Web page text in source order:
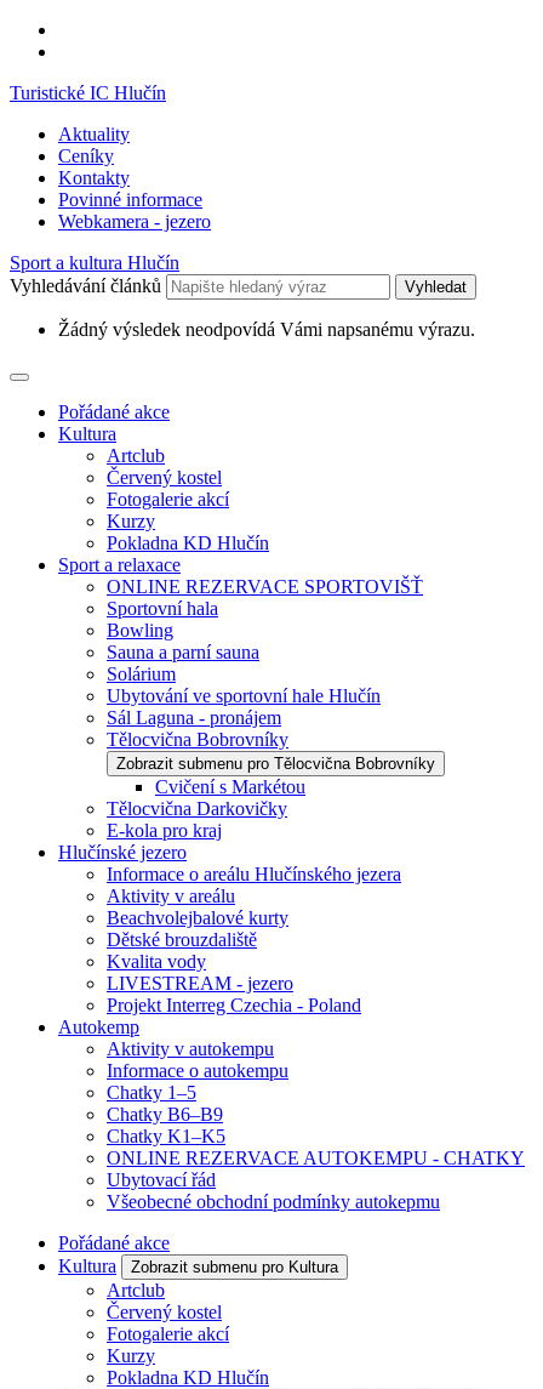
Turistické IC Hlučín
Aktuality
Ceníky
Kontakty
Povinné informace
Webkamera - jezero
Sport a kultura Hlučín
Vyhledávání článků
Vyhledat
Žádný výsledek neodpovídá Vámi napsanému výrazu.
Pořádané akce
Kultura
Artclub
Červený kostel
Fotogalerie akcí
Kurzy
Pokladna KD Hlučín
Sport a relaxace
ONLINE REZERVACE SPORTOVIŠŤ
Sportovní hala
Bowling
Sauna a parní sauna
Solárium
Ubytování ve sportovní hale Hlučín
Sál Laguna - pronájem
Tělocvična Bobrovníky
Zobrazit submenu pro Tělocvična Bobrovníky
Cvičení s Markétou
Tělocvična Darkovičky
E-kola pro kraj
Hlučínské jezero
Informace o areálu Hlučínského jezera
Aktivity v areálu
Beachvolejbalové kurty
Dětské brouzdaliště
Kvalita vody
LIVESTREAM - jezero
Projekt Interreg Czechia - Poland
Autokemp
Aktivity v autokempu
Informace o autokempu
Chatky 1–5
Chatky B6–B9
Chatky K1–K5
ONLINE REZERVACE AUTOKEMPU - CHATKY
Ubytovací řád
Všeobecné obchodní podmínky autokepmu
Pořádané akce
Kultura
Zobrazit submenu pro Kultura
Artclub
Červený kostel
Fotogalerie akcí
Kurzy
Pokladna KD Hlučín